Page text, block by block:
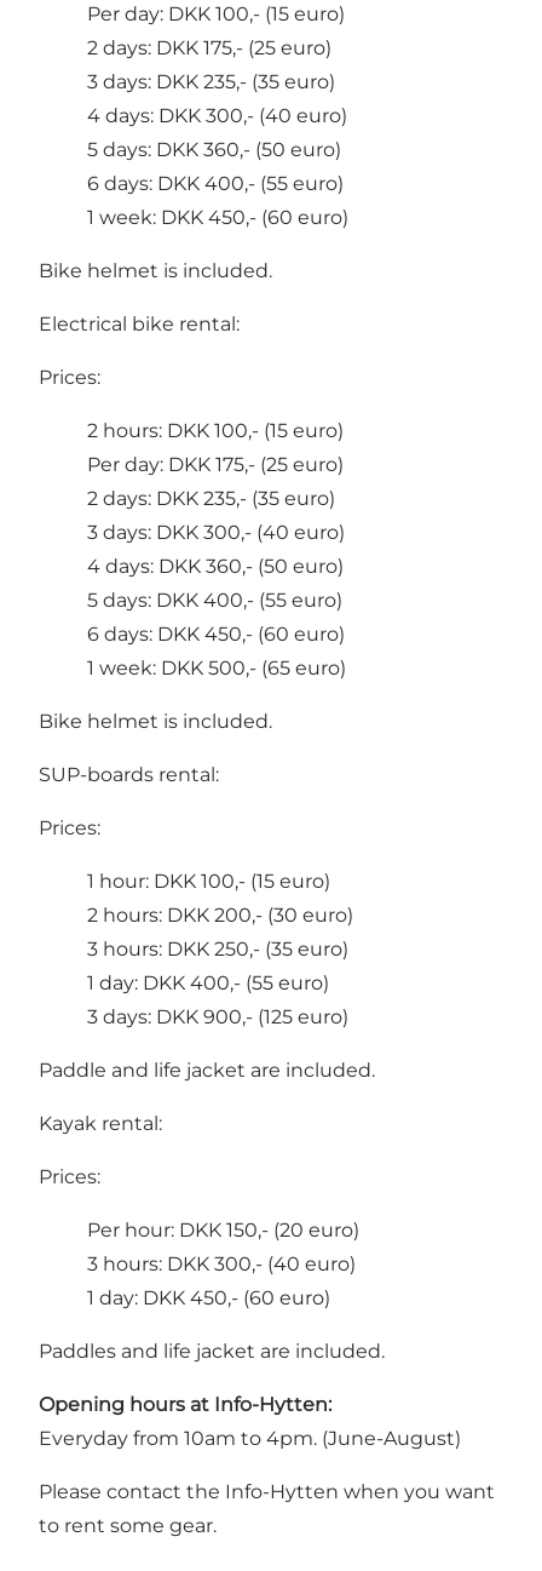
Per day: DKK 100,- (15 euro)
2 days: DKK 175,- (25 euro)
3 days: DKK 235,- (35 euro)
4 days: DKK 300,- (40 euro)
5 days: DKK 360,- (50 euro)
6 days: DKK 400,- (55 euro)
1 week: DKK 450,- (60 euro)
Bike helmet is included.
Electrical bike rental:
Prices:
2 hours: DKK 100,- (15 euro)
Per day: DKK 175,- (25 euro)
2 days: DKK 235,- (35 euro)
3 days: DKK 300,- (40 euro)
4 days: DKK 360,- (50 euro)
5 days: DKK 400,- (55 euro)
6 days: DKK 450,- (60 euro)
1 week: DKK 500,- (65 euro)
Bike helmet is included.
SUP-boards rental:
Prices:
1 hour: DKK 100,- (15 euro)
2 hours: DKK 200,- (30 euro)
3 hours: DKK 250,- (35 euro)
1 day: DKK 400,- (55 euro)
3 days: DKK 900,- (125 euro)
Paddle and life jacket are included.
Kayak rental:
Prices:
Per hour: DKK 150,- (20 euro)
3 hours: DKK 300,- (40 euro)
1 day: DKK 450,- (60 euro)
Paddles and life jacket are included.
Opening hours at Info-Hytten:
Everyday from 10am to 4pm. (June-August)
Please contact the Info-Hytten when you want
to rent some gear.